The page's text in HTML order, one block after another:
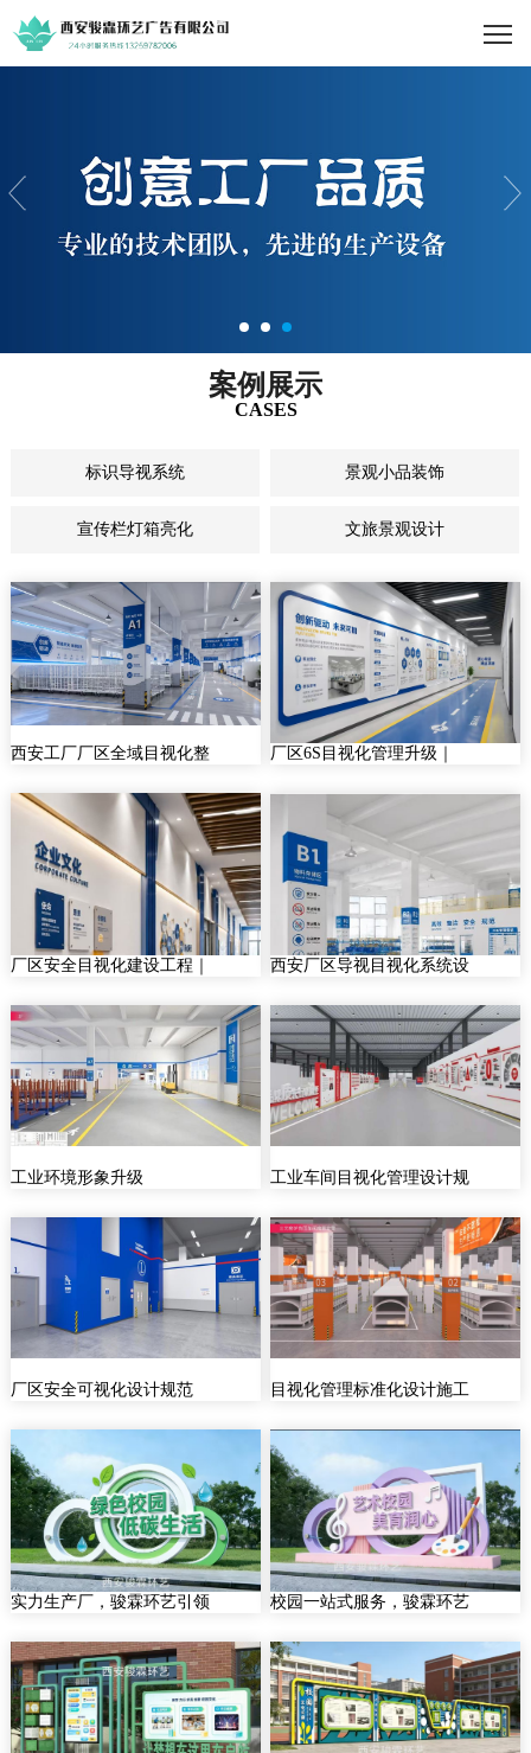
案例展示
CASES
标识导视系统 景观小品装饰
宣传栏灯箱亮化 文旅景观设计
西安工厂厂区全域目视化整 厂区6S目视化管理升级｜
厂区安全目视化建设工程｜ 西安厂区导视目视化系统设
工业环境形象升级 工业车间目视化管理设计规
厂区安全可视化设计规范 目视化管理标准化设计施工
实力生产厂，骏霖环艺引领 校园一站式服务，骏霖环艺